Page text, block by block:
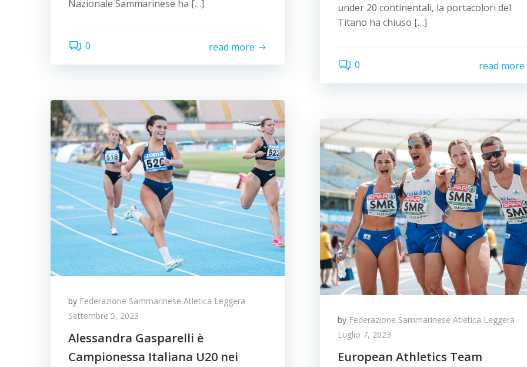
Nazionale Sammarinese ha […]
0 read more
under 20 continentali, la portacolori del
Titano ha chiuso […]
0 read more
by Federazione Sammarinese Atletica Leggera
Settembre 5, 2023
Alessandra Gasparelli è
Campionessa Italiana U20 nei
by Federazione Sammarinese Atletica Leggera
Luglio 7, 2023
European Athletics Team